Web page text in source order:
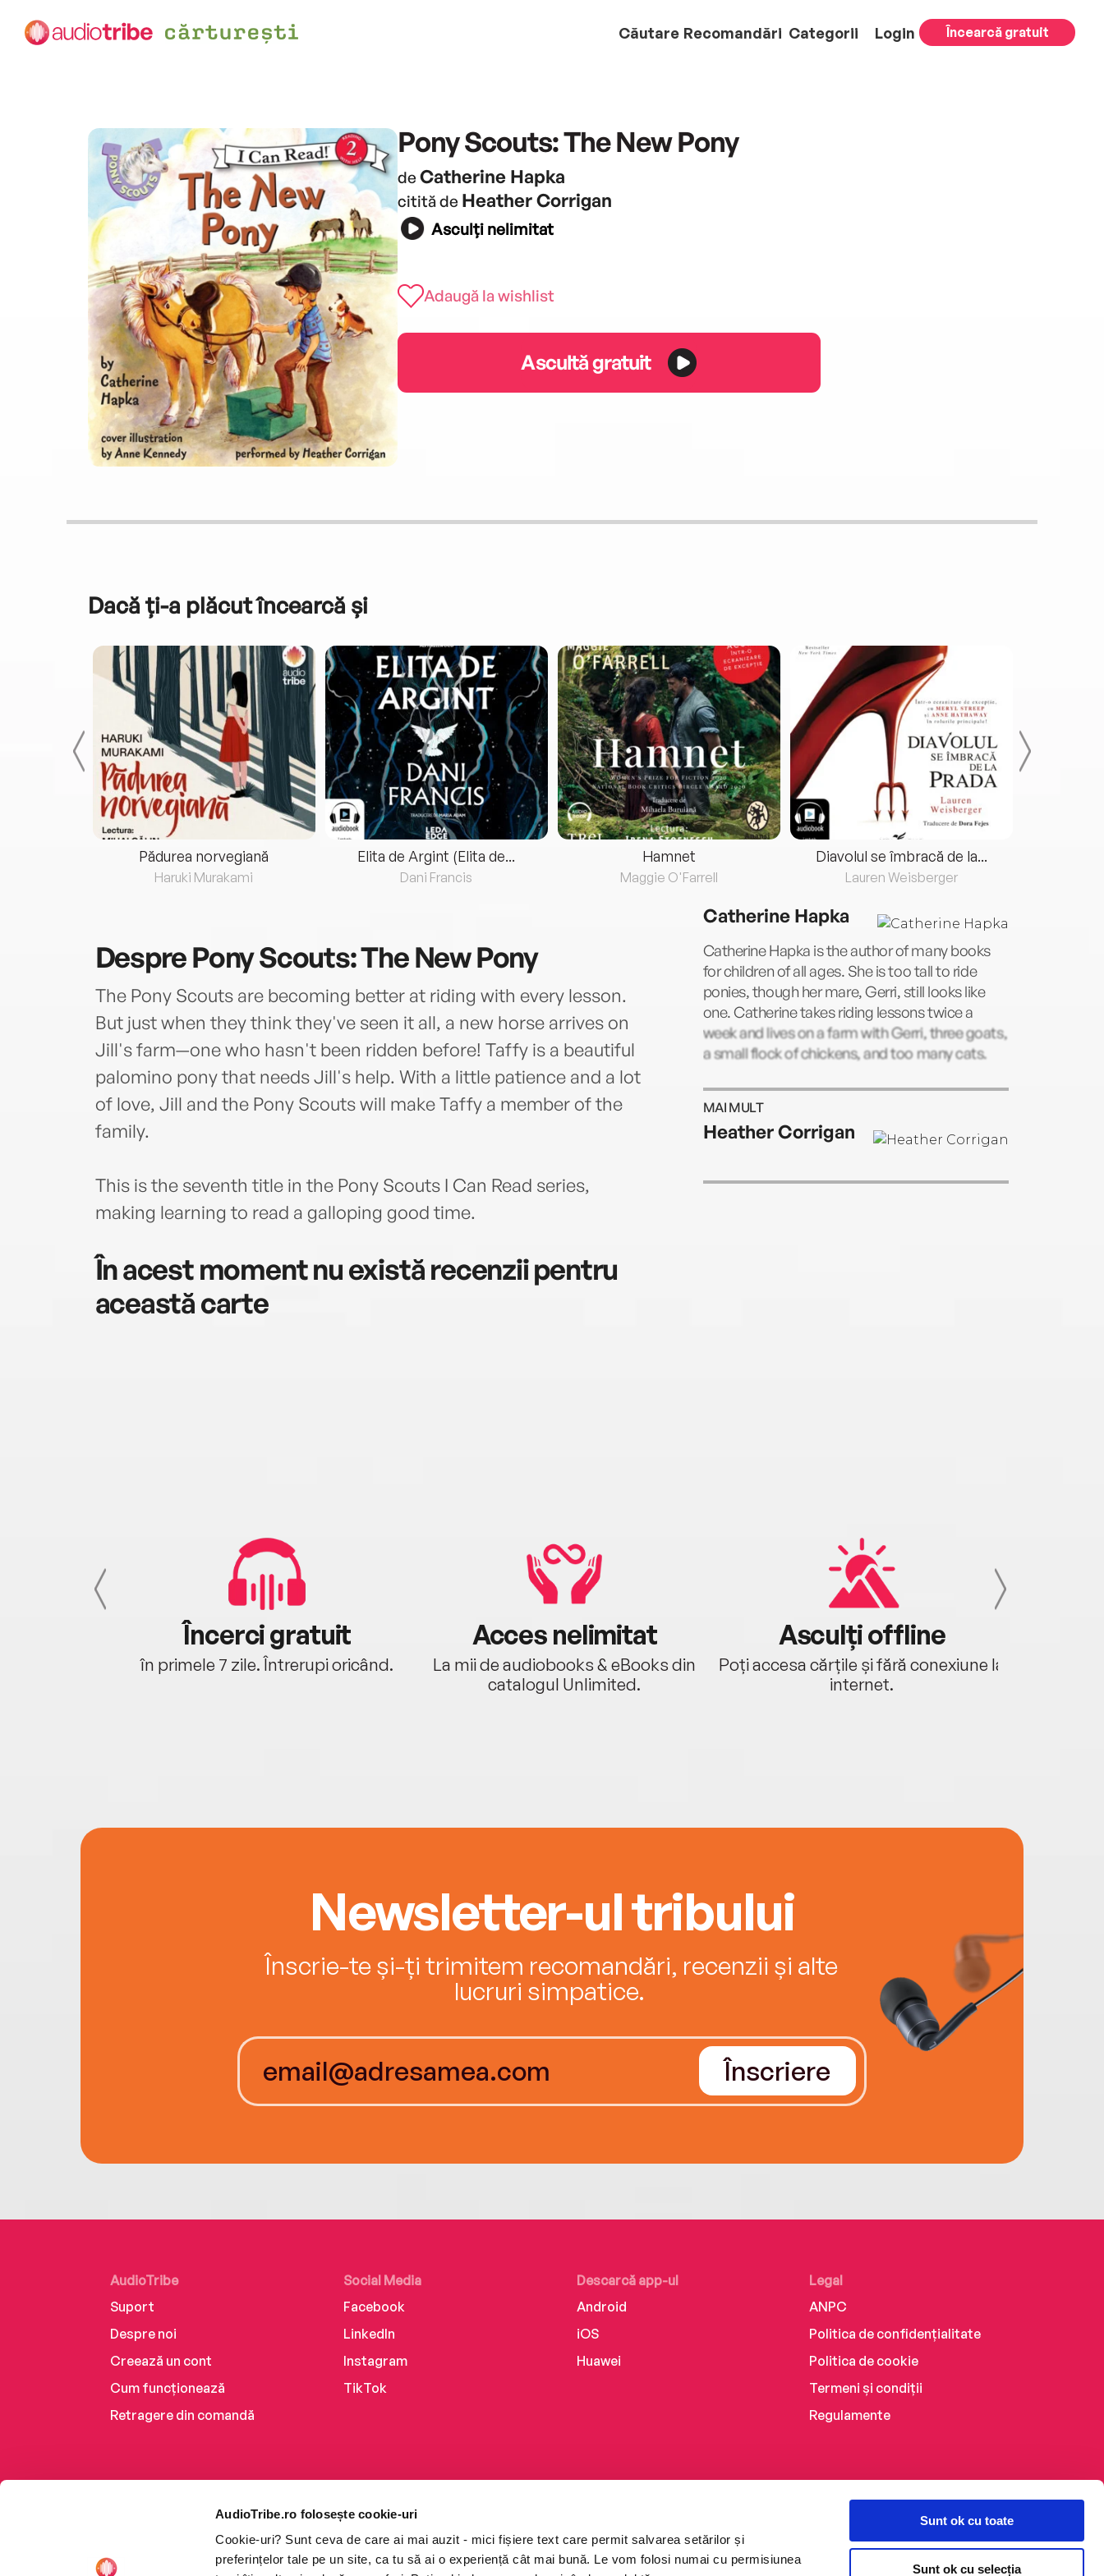
AudioTribe.ro folosește cookie-uri
Cookie-uri? Sunt ceva de care ai mai auzit - mici fișiere text care permit salvarea setărilor și
preferințelor tale pe un site, ca tu să ai o experiență cât mai bună. Le vom folosi numai cu permisiunea
Sunt ok cu toate
Sunt ok cu selecția
Căutare Recomandări Categorii Login Încearcă gratuit
Pony Scouts: The New Pony
de Catherine Hapka
citită de Heather Corrigan
Asculți nelimitat
Adaugă la wishlist
Ascultă gratuit
Dacă ți-a plăcut încearcă și
Pădurea norvegiană
Haruki Murakami
Elita de Argint (Elita de...
Dani Francis
Hamnet
Maggie O'Farrell
Diavolul se îmbracă de la...
Lauren Weisberger
DesprePony Scouts: The New Pony
The Pony Scouts are becoming better at riding with every lesson.
But just when they think they've seen it all, a new horse arrives on
Jill's farm—one who hasn't been ridden before! Taffy is a beautiful
palomino pony that needs Jill's help. With a little patience and a lot
of love, Jill and the Pony Scouts will make Taffy a member of the
family.
This is the seventh title in the Pony Scouts I Can Read series,
making learning to read a galloping good time.
În acest moment nu există recenzii pentru
această carte
Catherine Hapka
Catherine Hapka is the author of many books
for children of all ages. She is too tall to ride
ponies, though her mare, Gerri, still looks like
one. Catherine takes riding lessons twice a
week and lives on a farm with Gerri, three goats,
a small flock of chickens, and too many cats.
MAI MULT
Heather Corrigan
Încerci gratuit
în primele 7 zile. Întrerupi oricând.
Acces nelimitat
La mii de audiobooks & eBooks din
catalogul Unlimited.
Asculți offline
Poți accesa cărțile și fără conexiune la
internet.
Newsletter-ul tribului
Înscrie-te și-ți trimitem recomandări, recenzii și alte
lucruri simpatice.
Înscriere
AudioTribe
Suport
Despre noi
Creează un cont
Cum funcționează
Retragere din comandă
Social Media
Facebook
LinkedIn
Instagram
TikTok
Descarcă app-ul
Android
iOS
Huawei
Legal
ANPC
Politica de confidențialitate
Politica de cookie
Termeni și condiții
Regulamente